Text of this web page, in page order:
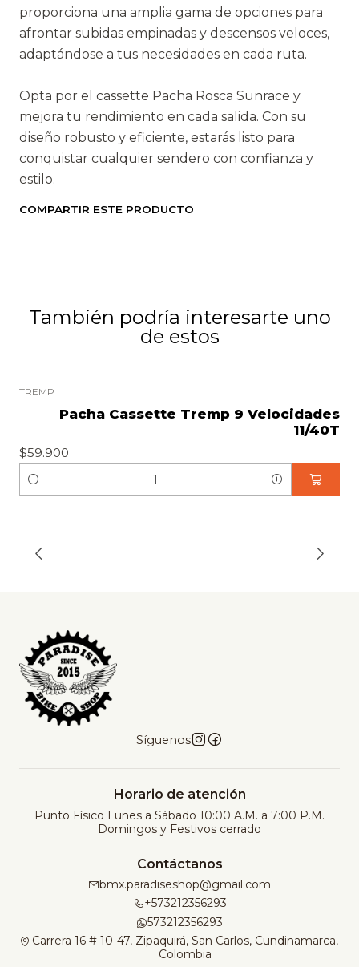
proporciona una amplia gama de opciones para
afrontar subidas empinadas y descensos veloces,
adaptándose a tus necesidades en cada ruta.
Opta por el cassette Pacha Rosca Sunrace y
mejora tu rendimiento en cada salida. Con su
diseño robusto y eficiente, estarás listo para
conquistar cualquier sendero con confianza y
estilo.
COMPARTIR ESTE PRODUCTO
También podría interesarte uno
de estos
TREMP
Pacha Cassette Tremp 9 Velocidades
11/40T
$59.900
Síguenos
Horario de atención
Punto Físico Lunes a Sábado 10:00 A.M. a 7:00 P.M.
Domingos y Festivos cerrado
Contáctanos
bmx.paradiseshop@gmail.com
+573212356293
573212356293
Carrera 16 # 10-47, Zipaquirá, San Carlos, Cundinamarca,
Colombia